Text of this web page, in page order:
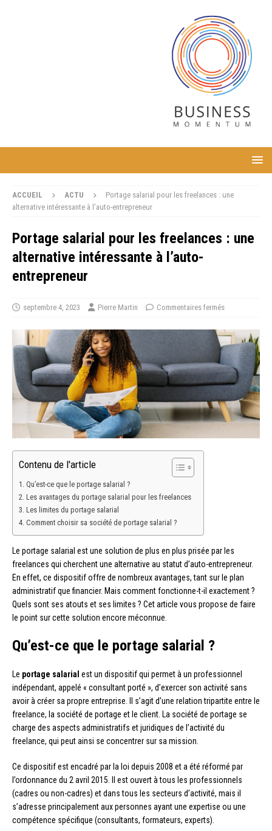
ACCUEIL ACTU
Portage salarial pour les freelances : une
alternative intéressante à l’auto-entrepreneur
Portage salarial pour les freelances : une
alternative intéressante à l’auto-
entrepreneur
septembre 4, 2023 Pierre Martin Commentaires fermés
Contenu de l'article
Qu’est-ce que le portage salarial ?
Les avantages du portage salarial pour les freelances
Les limites du portage salarial
Comment choisir sa société de portage salarial ?
Le portage salarial est une solution de plus en plus prisée par les
freelances qui cherchent une alternative au statut d’auto-entrepreneur.
En effet, ce dispositif offre de nombreux avantages, tant sur le plan
administratif que financier. Mais comment fonctionne-t-il exactement ?
Quels sont ses atouts et ses limites ? Cet article vous propose de faire
le point sur cette solution encore méconnue.
Qu’est-ce que le portage salarial ?
Le portage salarial est un dispositif qui permet à un professionnel
indépendant, appelé « consultant porté », d’exercer son activité sans
avoir à créer sa propre entreprise. Il s’agit d’une relation tripartite entre le
freelance, la société de portage et le client. La société de portage se
charge des aspects administratifs et juridiques de l’activité du
freelance, qui peut ainsi se concentrer sur sa mission.
Ce dispositif est encadré par la loi depuis 2008 et a été réformé par
l’ordonnance du 2 avril 2015. Il est ouvert à tous les professionnels
(cadres ou non-cadres) et dans tous les secteurs d’activité, mais il
s’adresse principalement aux personnes ayant une expertise ou une
compétence spécifique (consultants, formateurs, experts).